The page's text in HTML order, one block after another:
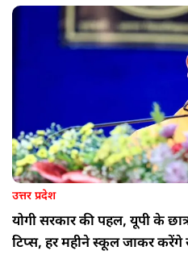
उत्तर प्रदेश
योगी सरकार की पहल, यूपी के
टिप्स, हर महीने स्कूल जाकर करेंगे